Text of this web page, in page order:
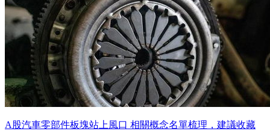
A股汽車零部件板塊站上風口 相關概念名單梳理，建議收藏